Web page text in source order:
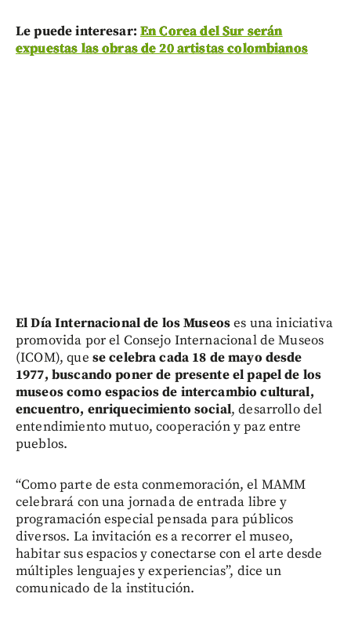
Le puede interesar: En Corea del Sur serán
expuestas las obras de 20 artistas colombianos
El Día Internacional de los Museoses una iniciativa
promovida por el Consejo Internacional de Museos
(ICOM), que se celebra cada 18 de mayo desde
1977, buscando poner de presente el papel de los
museos como espacios de intercambio cultural,
encuentro, enriquecimiento social, desarrollo del
entendimiento mutuo, cooperación y paz entre
pueblos.
“Como parte de esta conmemoración, el MAMM
celebrará con una jornada de entrada libre y
programación especial pensada para públicos
diversos. La invitación es a recorrer el museo,
habitar sus espacios y conectarse con el arte desde
múltiples lenguajes y experiencias”, dice un
comunicado de la institución.